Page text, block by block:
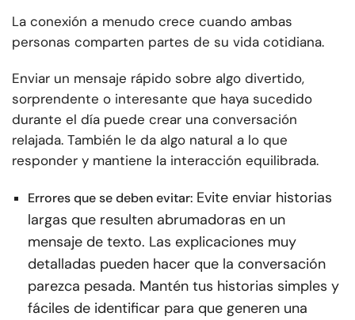
La conexión a menudo crece cuando ambas
personas comparten partes de su vida cotidiana.
Enviar un mensaje rápido sobre algo divertido,
sorprendente o interesante que haya sucedido
durante el día puede crear una conversación
relajada. También le da algo natural a lo que
responder y mantiene la interacción equilibrada.
Errores que se deben evitar: Evite enviar historias
largas que resulten abrumadoras en un
mensaje de texto. Las explicaciones muy
detalladas pueden hacer que la conversación
parezca pesada. Mantén tus historias simples y
fáciles de identificar para que generen una